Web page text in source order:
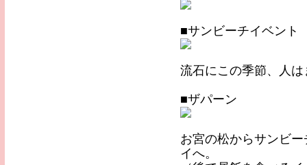
■サンビーチイベント
流石にこの季節、人
■ザパーン
お宮の松からサンビ
イへ。